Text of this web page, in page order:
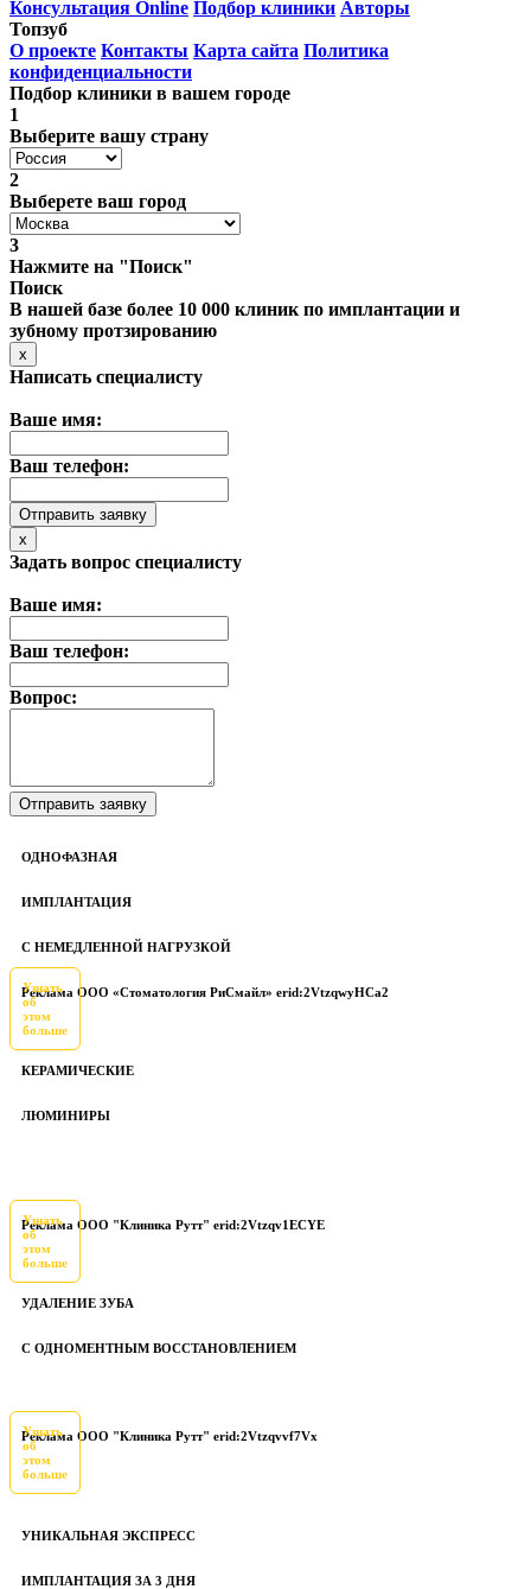
Консультация Online Подбор клиники Авторы
Топзуб
О проекте Контакты Карта сайта Политика
конфиденциальности
Подбор клиники в вашем городе
1
Выберите вашу страну
2
Выберете ваш город
3
Нажмите на "Поиск"
Поиск
В нашей базе более 10 000 клиник по имплантации и
зубному протзированию
x
Написать специалисту
Ваше имя:
Ваш телефон:
x
Задать вопрос специалисту
Ваше имя:
Ваш телефон:
Вопрос:
ОДНОФАЗНАЯ
ИМПЛАНТАЦИЯ
С НЕМЕДЛЕННОЙ НАГРУЗКОЙ
Реклама ООО «Стоматология РиСмайл» erid:2VtzqwyHCa2
Узнать
об
этом
больше
КЕРАМИЧЕСКИЕ
ЛЮМИНИРЫ
Реклама ООО "Клиника Рутт" erid:2Vtzqv1ECYE
Узнать
об
этом
больше
УДАЛЕНИЕ ЗУБА
С ОДНОМЕНТНЫМ ВОССТАНОВЛЕНИЕМ
Реклама ООО "Клиника Рутт" erid:2Vtzqvvf7Vx
Узнать
об
этом
больше
УНИКАЛЬНАЯ ЭКСПРЕСС
ИМПЛАНТАЦИЯ ЗА 3 ДНЯ